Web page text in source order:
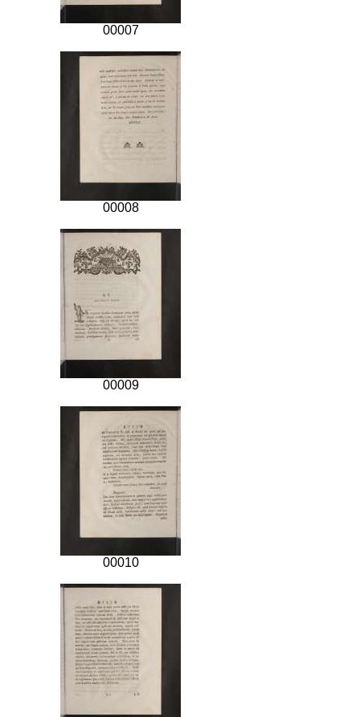
00007
00008
00009
00010